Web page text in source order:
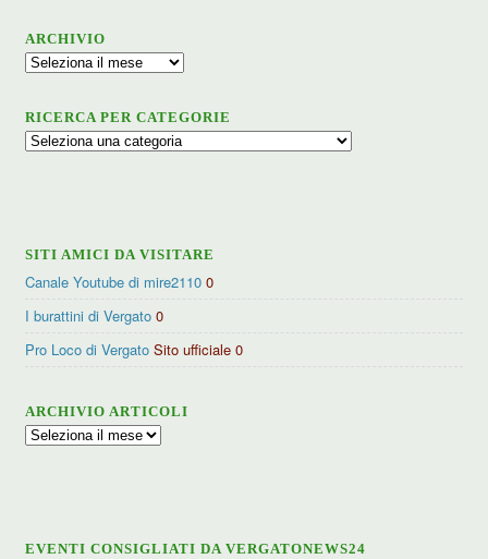
ARCHIVIO
Archivio
RICERCA PER CATEGORIE
Ricerca
SITI AMICI DA VISITARE
Canale Youtube di mire2110 0
I burattini di Vergato 0
Pro Loco di Vergato Sito ufficiale 0
ARCHIVIO ARTICOLI
Archivio
EVENTI CONSIGLIATI DA VERGATONEWS24